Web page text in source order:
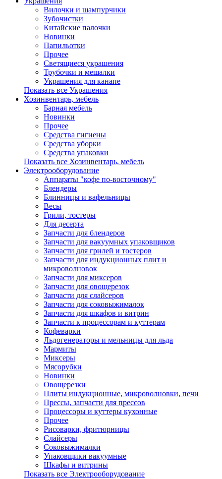
Вилочки и шампурчики
Зубочистки
Китайские палочки
Новинки
Папильотки
Прочее
Светящиеся украшения
Трубочки и мешалки
Украшения для канапе
Показать все Украшения
Хозинвентарь, мебель
Барная мебель
Новинки
Прочее
Средства гигиены
Средства уборки
Средства упаковки
Показать все Хозинвентарь, мебель
Электрооборудование
Аппараты "кофе по-восточному"
Блендеры
Блинницы и вафельницы
Весы
Грили, тостеры
Для десерта
Запчасти для блендеров
Запчасти для вакуумных упаковщиков
Запчасти для грилей и тостеров
Запчасти для индукционных плит и
микроволновок
Запчасти для миксеров
Запчасти для овощерезок
Запчасти для слайсеров
Запчасти для соковыжималок
Запчасти для шкафов и витрин
Запчасти к процессорам и куттерам
Кофеварки
Льдогенераторы и мельницы для льда
Мармиты
Миксеры
Мясорубки
Новинки
Овощерезки
Плиты индукционные, микроволновки, печи
Прессы, запчасти для прессов
Процессоры и куттеры кухонные
Прочее
Рисоварки, фритюрницы
Слайсеры
Соковыжималки
Упаковщики вакуумные
Шкафы и витрины
Показать все Электрооборудование